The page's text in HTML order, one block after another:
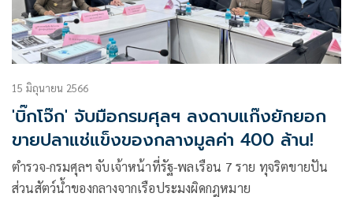
15 มิถุนายน 2566
'บิ๊กโจ๊ก' จับมือกรมศุลฯ ลงดาบแก๊งยักยอก
ขายปลาแช่แข็งของกลางมูลค่า 400 ล้าน!
ตำรวจ-กรมศุลฯ จับเจ้าหน้าที่รัฐ-พลเรือน 7 ราย ทุจริตขายปัน
ส่วนสัตว์น้ำของกลางจากเรือประมงผิดกฎหมาย